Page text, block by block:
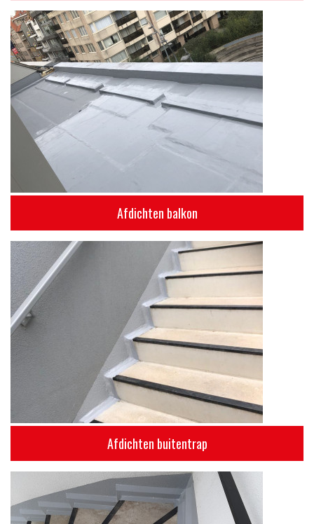
Afdichten balkon
Afdichten buitentrap